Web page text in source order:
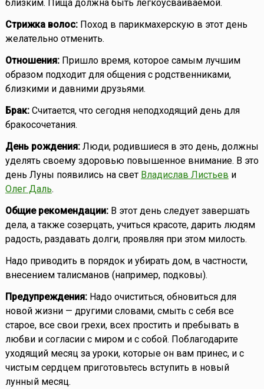
близким. Пища должна быть легкоусваиваемой.
Стрижка волос:Поход в парикмахерскую в этот день
желательно отменить.
Отношения:Пришло время, которое самым лучшим
образом подходит для общения с родственниками,
близкими и давними друзьями.
Брак:Считается, что сегодня неподходящий день для
бракосочетания.
День рождения:Люди, родившиеся в это день, должны
уделять своему здоровью повышенное внимание. В это
день Луны появились на свет Владислав Листьев и
Олег Даль.
Общие рекомендации:В этот день следует завершать
дела, а также созерцать, учиться красоте, дарить людям
радость, раздавать долги, проявляя при этом милость.
Надо приводить в порядок и убирать дом, в частности,
внесением талисманов (например, подковы).
Предупреждения:Надо очиститься, обновиться для
новой жизни — другими словами, смыть с себя все
старое, все свои грехи, всех простить и пребывать в
любви и согласии с миром и с собой. Поблагодарите
уходящий месяц за уроки, которые он вам принес, и с
чистым сердцем приготовьтесь вступить в новый
лунный месяц.